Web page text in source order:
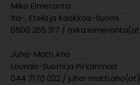
Mika Elmeranta
Itä-, Etelä ja Kaakkois-Suomi
0500 265 317 /
Juha-Matti Aho
Lounais-Suomi ja Pirkanmaa
044 7170 022 / juha-